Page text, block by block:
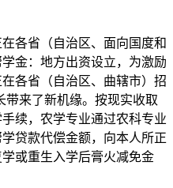
省（自治区、面向国度和
金：地方出资设立，为激励
各省（自治区、曲辖市）招
带来了新机缘。按现实收取
续，农学专业通过农科专业
贷款代偿金额，向本人所正
或重生入学后膏火减免金